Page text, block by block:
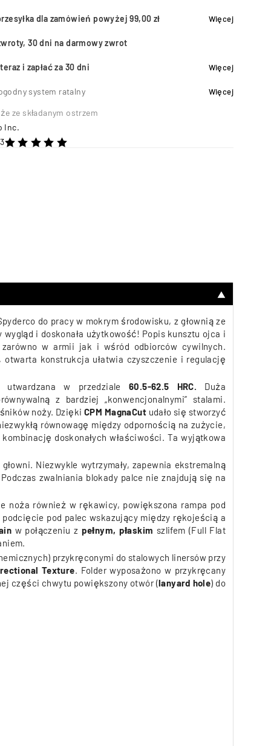
dla zamówień powyżej 99,00 zł Więcej
30 dni na darmowy zwrot
i zapłać za 30 dni Więcej
system ratalny Więcej
ze składanym ostrzem
Inc.
▼
do pracy w mokrym środowisku, z głowniąze
wygląd i doskonała użytkowość! Popis kunsztu ojca i
zarówno w armii jak i wśród odbiorców cywilnych.
konstrukcja ułatwia czyszczenie i regulację
utwardzana w przedziale 60.5-62.5 HRC. Duża
z bardziej „konwencjonalnymi” stalami.
noży. Dzięki CPM MagnaCutudało się stworzyć
równowagę między odpornością na zużycie,
doskonałych właściwości. Ta wyjątkowa
Niezwykle wytrzymały, zapewnia ekstremalną
zwalniania blokady palce nie znajdują się na
noża również w rękawicy, powiększona rampa pod
pod palec wskazujący między rękojeścią a
w połączeniu z pełnym, płaskim szlifem (Full Flat
przykręconymi do stalowych linersów przy
Texture. Folder wyposażono w przykręcany
części chwytu powiększony otwór (lanyard hole) do